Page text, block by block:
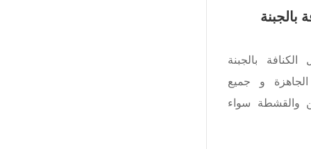
بالجبنة
بالجبنة
و جميع
والقشطة سواء